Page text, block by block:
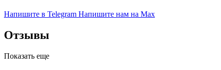
Напишите в Telegram Напишите нам на Max
Отзывы
Показать еще